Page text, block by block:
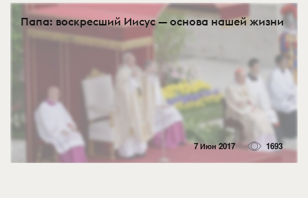
Папа: воскресший Иисус — основа нашей жизни
7 Июн 2017 1693